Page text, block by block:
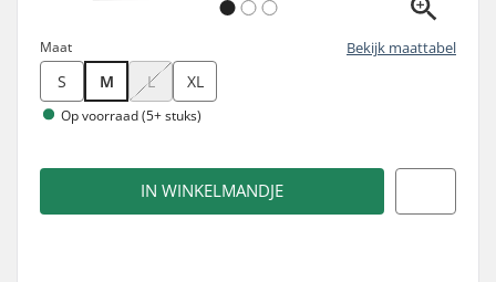
Maat Bekijk maattabel
S M L XL
Op voorraad (5+ stuks)
IN WINKELMANDJE